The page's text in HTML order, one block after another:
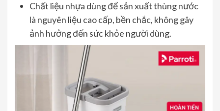
Chất liệu nhựa dùng để sản xuất thùng nước
là nguyên liệu cao cấp, bền chắc, không gây
ảnh hưởng đến sức khỏe người dùng.